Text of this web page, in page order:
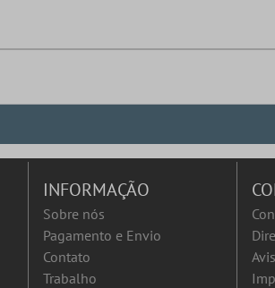
INFORMAÇÃO
Sobre nós
Pagamento e Envio
Contato
Trabalho